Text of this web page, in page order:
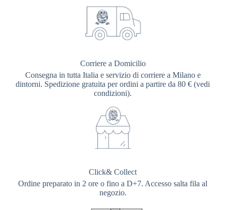
Corriere a Domicilio
Consegna in tutta Italia e servizio di corriere a Milano e
dintorni. Spedizione gratuita per ordini a partire da 80 € (vedi
condizioni).
Click& Collect
Ordine preparato in 2 ore o fino a D+7. Accesso salta fila al
negozio.